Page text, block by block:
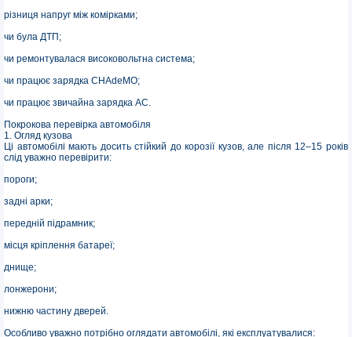
різниця напруг між комірками;
чи була ДТП;
чи ремонтувалася високовольтна система;
чи працює зарядка CHAdeMO;
чи працює звичайна зарядка AC.
Покрокова перевірка автомобіля
1. Огляд кузова
Ці автомобілі мають досить стійкий до корозії кузов, але після 12–15 років
слід уважно перевірити:
пороги;
задні арки;
передній підрамник;
місця кріплення батареї;
днище;
лонжерони;
нижню частину дверей.
Особливо уважно потрібно оглядати автомобілі, які експлуатувалися: